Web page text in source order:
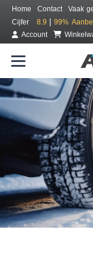
Home Contact
Vaak
Cijfer
8.9 | 99%
Account
Bestel
Gratis bezorgd of
Seizoen: